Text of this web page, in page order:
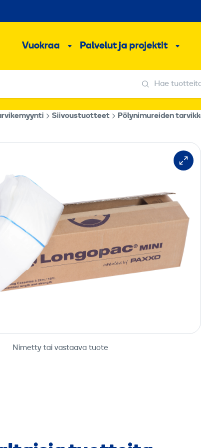
Vuokraa Alavalikko
Palvelut ja projektit
Hae
Hae
Siivoustuotteet Pölynimureiden
Nimetty tai vastaava tuote